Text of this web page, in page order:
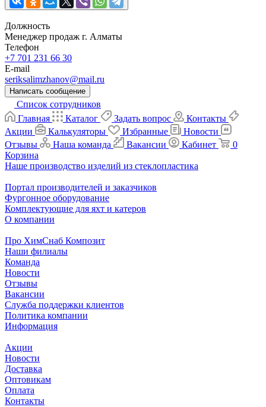
Должность
Менеджер продаж г. Алматы
Телефон
+7 701 231 66 30
E-mail
seriksalimzhanov@mail.ru
Написать сообщение
Список сотрудников
Главная
Каталог Задать вопрос
Контакты
Акции
Калькуляторы Избранные
Новости
Отзывы
Наша команда Вакансии Кабинет
0
Корзина
Наше производство изделий из стеклопластика
Портал производителей и заказчиков
Фургонное оборудование
Комплектующие для яхт и катеров
О компании
Про ХимСнаб Композит
Наши филиалы
Команда
Новости
Отзывы
Вакансии
Служба поддержки клиентов
Политика компании
Информация
Акции
Новости
Доставка
Оптовикам
Оплата
Контакты